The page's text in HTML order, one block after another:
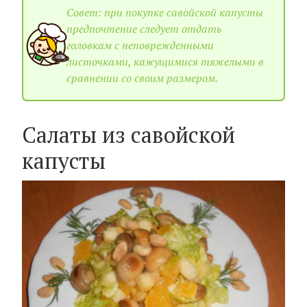
Совет: при покупке савойской капусты
предпочтение следует отдать
головкам с неповрежденными
листочками, кажущимися тяжелыми в
сравнении со своим размером.
Салаты из савойской
капусты